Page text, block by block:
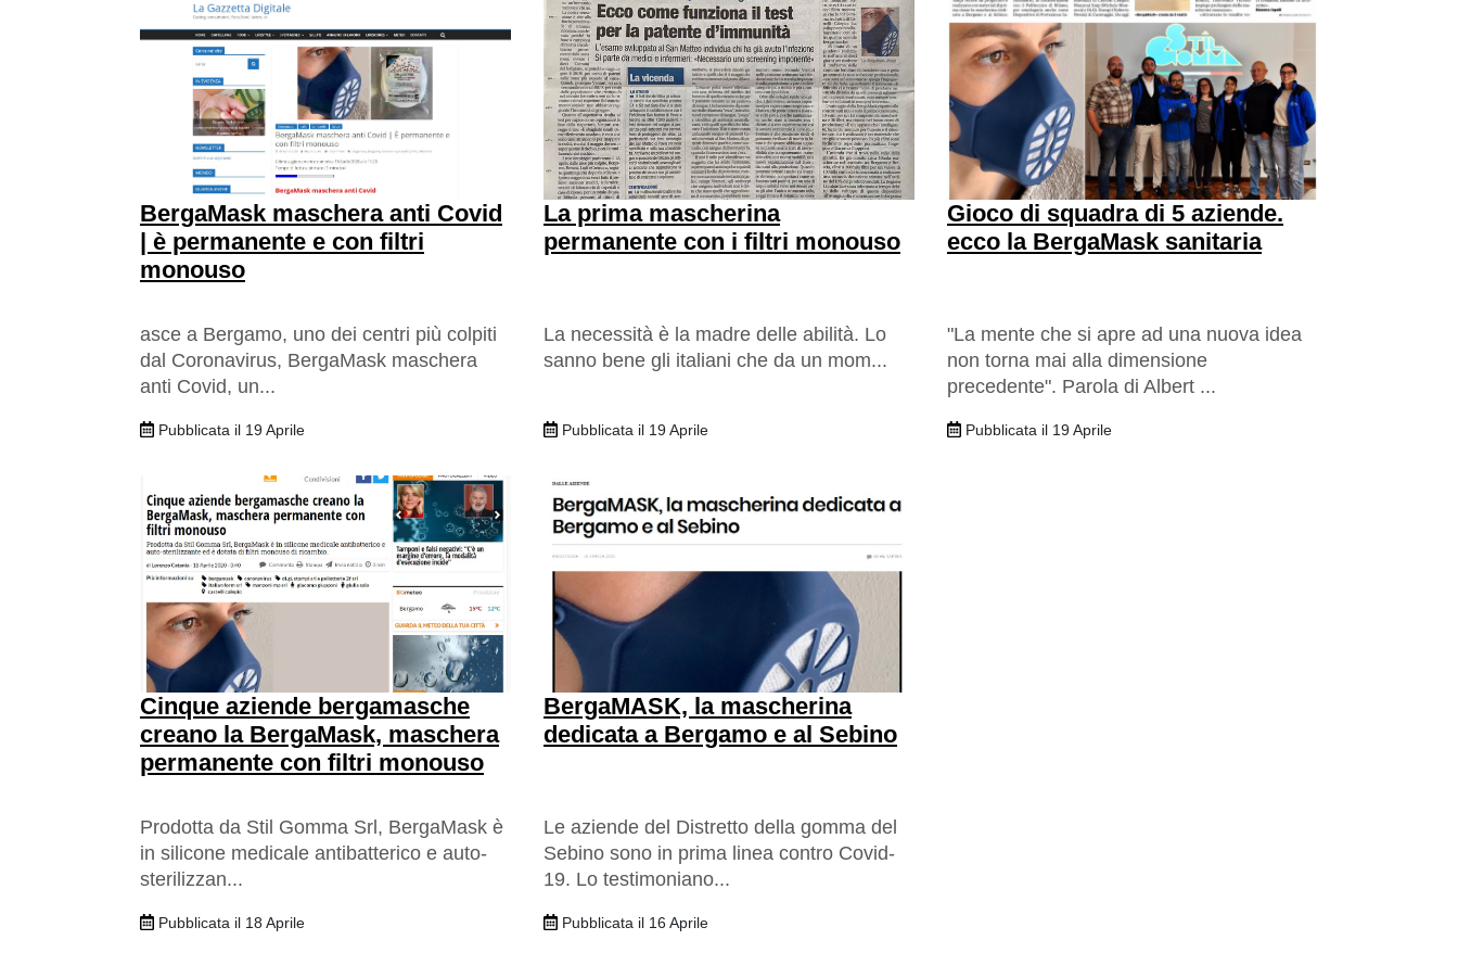
BergaMask maschera anti Covid
| è permanente e con filtri
monouso
asce a Bergamo, uno dei centri più colpiti
dal Coronavirus, BergaMask maschera
anti Covid, un...
Pubblicata il 19 Aprile
La prima mascherina
permanente con i filtri monouso
La necessità è la madre delle abilità. Lo
sanno bene gli italiani che da un mom...
Pubblicata il 19 Aprile
Gioco di squadra di 5 aziende.
ecco la BergaMask sanitaria
"La mente che si apre ad una nuova idea
non torna mai alla dimensione
precedente". Parola di Albert ...
Pubblicata il 19 Aprile
Cinque aziende bergamasche
creano la BergaMask, maschera
permanente con filtri monouso
Prodotta da Stil Gomma Srl, BergaMask è
in silicone medicale antibatterico e auto-
sterilizzan...
Pubblicata il 18 Aprile
BergaMASK, la mascherina
dedicata a Bergamo e al Sebino
Le aziende del Distretto della gomma del
Sebino sono in prima linea contro Covid-
19. Lo testimoniano...
Pubblicata il 16 Aprile